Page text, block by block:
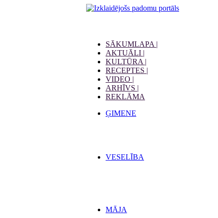
SĀKUMLAPA |
AKTUĀLI |
KULTŪRA |
RECEPTES |
VIDEO |
ARHĪVS |
REKLĀMA
ĢIMENE
VESELĪBA
MĀJA